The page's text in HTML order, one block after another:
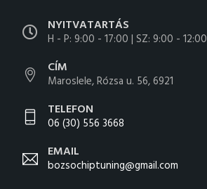
NYITVATARTÁS
H - P: 9:00 - 17:00 | SZ: 9:00 - 12:00
CÍM
Maroslele, Rózsa u. 56, 6921
TELEFON
06 (30) 556 3668
EMAIL
bozsochiptuning@gmail.com